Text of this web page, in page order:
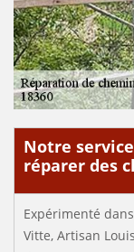
Notre
réparer des
Expérimenté
Vitte, Artisan